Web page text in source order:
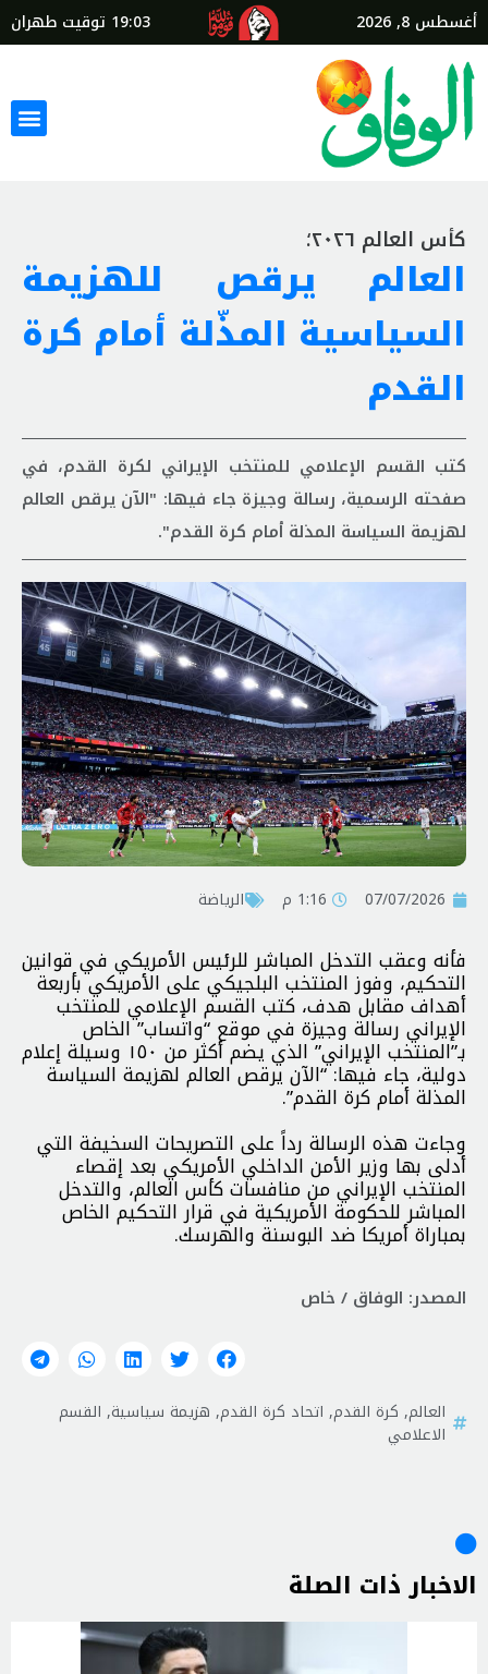
أغسطس 8, 2026 19:03 توقيت طهران
كأس العالم ٢٠٢٦؛
العالم يرقص للهزيمة
السياسية المذّلة أمام كرة
القدم
كتب القسم الإعلامي للمنتخب الإيراني لكرة القدم، في
صفحته الرسمية، رسالة وجيزة جاء فيها: "الآن يرقص العالم
لهزيمة السياسة المذلة أمام كرة القدم".
07/07/2026 1:16 م الرياضة
فأنه وعقب التدخل المباشر للرئيس الأمريكي في قوانين
التحكيم، وفوز المنتخب البلجيكي على الأمريكي بأربعة
أهداف مقابل هدف، كتب القسم الإعلامي للمنتخب
الإيراني رسالة وجيزة في موقع “واتساب” الخاص
بـ”المنتخب الإيراني” الذي يضم أكثر من ١٥٠ وسيلة إعلام
دولية، جاء فيها: “الآن يرقص العالم لهزيمة السياسة
المذلة أمام كرة القدم”.
وجاءت هذه الرسالة رداً على التصريحات السخيفة التي
أدلى بها وزير الأمن الداخلي الأمريكي بعد إقصاء
المنتخب الإيراني من منافسات كأس العالم، والتدخل
المباشر للحكومة الأمريكية في قرار التحكيم الخاص
بمباراة أمريكا ضد البوسنة والهرسك.
المصدر: الوفاق / خاص
العالم, كرة القدم, اتحاد كرة القدم, هزيمة سياسية, القسم
الاعلامي
الاخبار ذات الصلة